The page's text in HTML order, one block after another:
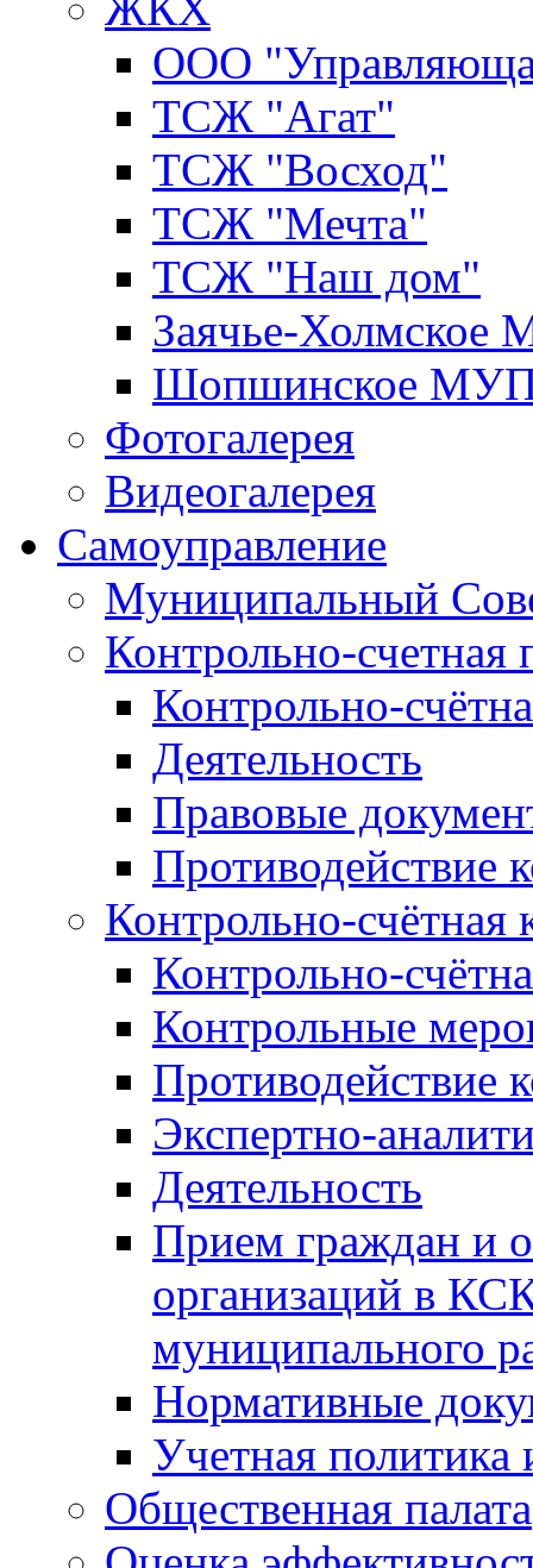
ООО
ТСЖ "Агат"
ТСЖ "Восход"
ТСЖ "Мечта"
ТСЖ "Наш дом"
Заячье-
Шопшинское
Фотогалерея
Видеогалерея
Самоуправление
Муниципальный
Контрольно-счетная
Контрольно-
Деятельность
Правовые
Противодействие
Контрольно-счётная
Контрольно-
Контрольные
Противодействие
Экспертно-
Деятельность
Прием граждан и
организаций в
муниципального
Нормативные
Учетная политика
Общественная палата